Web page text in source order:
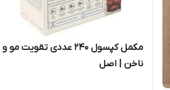
مکمل کپسول 240 عددی تقویت مو و
ناخن | اصل